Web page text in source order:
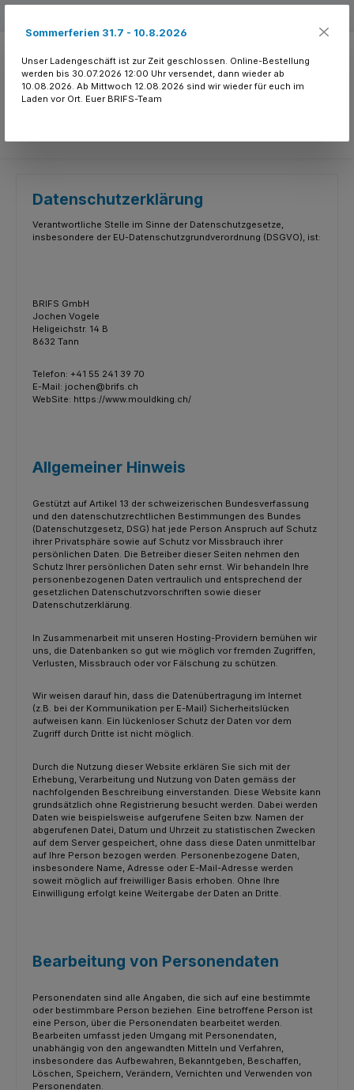
Datenschutzerklärung
Verantwortliche Stelle im Sinne der Datenschutzgesetze,
insbesondere der EU-Datenschutzgrundverordnung (DSGVO), ist:
BRIFS GmbH
Jochen Vogele
Heligeichstr. 14 B
8632 Tann
Telefon: +41 55 241 39 70
E-Mail: jochen@brifs.ch
WebSite: https://www.mouldking.ch/
Allgemeiner Hinweis
Gestützt auf Artikel 13 der schweizerischen Bundesverfassung
und den datenschutzrechtlichen Bestimmungen des Bundes
(Datenschutzgesetz, DSG) hat jede Person Anspruch auf Schutz
ihrer Privatsphäre sowie auf Schutz vor Missbrauch ihrer
persönlichen Daten. Die Betreiber dieser Seiten nehmen den
Schutz Ihrer persönlichen Daten sehr ernst. Wir behandeln Ihre
personenbezogenen Daten vertraulich und entsprechend der
gesetzlichen Datenschutzvorschriften sowie dieser
Datenschutzerklärung.
In Zusammenarbeit mit unseren Hosting-Providern bemühen wir
uns, die Datenbanken so gut wie möglich vor fremden Zugriffen,
Verlusten, Missbrauch oder vor Fälschung zu schützen.
Wir weisen darauf hin, dass die Datenübertragung im Internet
(z.B. bei der Kommunikation per E-Mail) Sicherheitslücken
aufweisen kann. Ein lückenloser Schutz der Daten vor dem
Zugriff durch Dritte ist nicht möglich.
Durch die Nutzung dieser Website erklären Sie sich mit der
Erhebung, Verarbeitung und Nutzung von Daten gemäss der
nachfolgenden Beschreibung einverstanden. Diese Website kann
grundsätzlich ohne Registrierung besucht werden. Dabei werden
Daten wie beispielsweise aufgerufene Seiten bzw. Namen der
abgerufenen Datei, Datum und Uhrzeit zu statistischen Zwecken
auf dem Server gespeichert, ohne dass diese Daten unmittelbar
auf Ihre Person bezogen werden. Personenbezogene Daten,
insbesondere Name, Adresse oder E-Mail-Adresse werden
soweit möglich auf freiwilliger Basis erhoben. Ohne Ihre
Einwilligung erfolgt keine Weitergabe der Daten an Dritte.
Bearbeitung von Personendaten
Personendaten sind alle Angaben, die sich auf eine bestimmte
oder bestimmbare Person beziehen. Eine betroffene Person ist
eine Person, über die Personendaten bearbeitet werden.
Bearbeiten umfasst jeden Umgang mit Personendaten,
unabhängig von den angewandten Mitteln und Verfahren,
insbesondere das Aufbewahren, Bekanntgeben, Beschaffen,
Löschen, Speichern, Verändern, Vernichten und Verwenden von
Personendaten.
Sommerferien 31.7 - 10.8.2026
Unser Ladengeschäft ist zur Zeit geschlossen. Online-Bestellung
werden bis 30.07.2026 12:00 Uhr versendet, dann wieder ab
10.08.2026. Ab Mittwoch 12.08.2026 sind wir wieder für euch im
Laden vor Ort. Euer BRIFS-Team